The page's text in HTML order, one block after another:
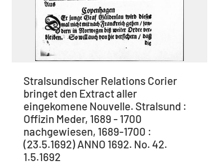
Stralsundischer Relations Corier
bringet den Extract aller
eingekomene Nouvelle. Stralsund :
Offizin Meder, 1689 - 1700
nachgewiesen, 1689-1700 :
(23.5.1692) ANNO 1692. No. 42.
1.5.1692